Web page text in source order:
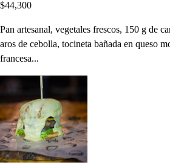
$44,300
Pan artesanal, vegetales frescos, 150 g de
aros de cebolla, tocineta bañada en queso
francesa...